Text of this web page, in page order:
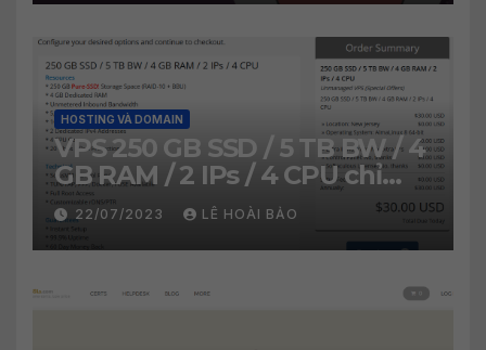
HOSTING VÀ DOMAIN
VPS 250 GB SSD / 5 TB BW / 4
GB RAM / 2 IPs / 4 CPU chỉ
30$/năm
22/07/2023 LÊ HOÀI BẢO